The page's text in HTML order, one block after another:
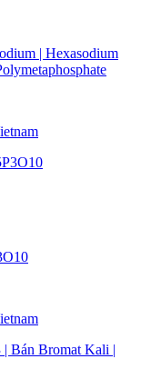
| Hexasodium